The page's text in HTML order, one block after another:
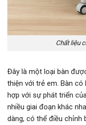
Chất liệu
Đây là một loại bàn
thiện với trẻ em. Bàn có
hợp với sự phát triển
nhiều giai đoạn khác
dàng, có thể điều chỉnh